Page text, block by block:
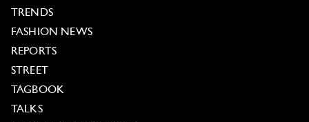
TRENDS
FASHION NEWS
REPORTS
STREET
TAGBOOK
TALKS